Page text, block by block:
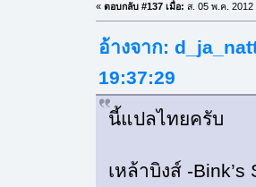
« ตอบกลับ #137 เมื่อ: ส. 05 พ.ค. 2012
อ้างจาก:
19:37:29
นี้แปลไทยครับ
เหล้าบิงส์ -Bink’s